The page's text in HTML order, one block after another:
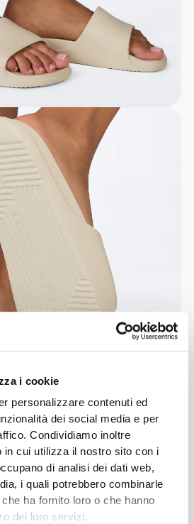
i cookie
personalizzare contenuti ed
dei social media e per
Condividiamo inoltre
in cui utilizza il nostro sito con i
di analisi dei dati web,
i quali potrebbero combinarle
ha fornito loro o che hanno
dei loro servizi.